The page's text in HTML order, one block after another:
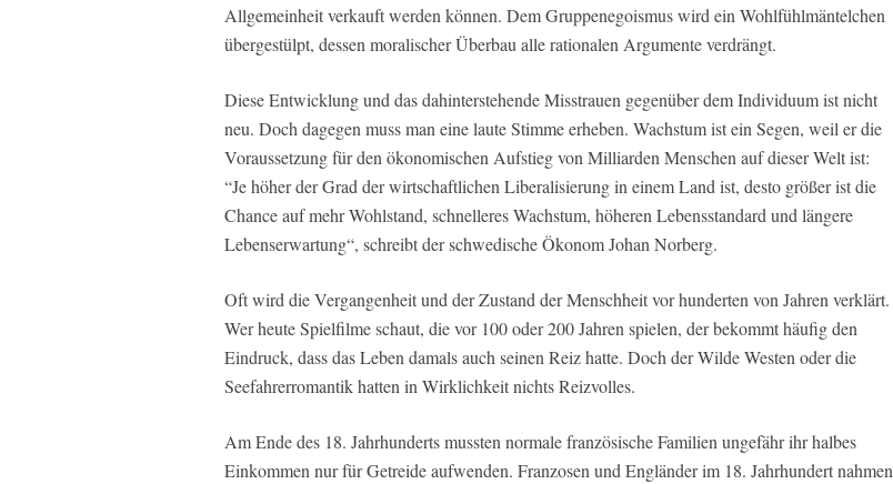
Allgemeinheit verkauft werden können. Dem Gruppenegoismus wird ein Wohlfühlmäntelchen
übergestülpt, dessen moralischer Überbau alle rationalen Argumente verdrängt.
Diese Entwicklung und das dahinterstehende Misstrauen gegenüber dem Individuum ist nicht
neu. Doch dagegen muss man eine laute Stimme erheben. Wachstum ist ein Segen, weil er die
Voraussetzung für den ökonomischen Aufstieg von Milliarden Menschen auf dieser Welt ist:
“Je höher der Grad der wirtschaftlichen Liberalisierung in einem Land ist, desto größer ist die
Chance auf mehr Wohlstand, schnelleres Wachstum, höheren Lebensstandard und längere
Lebenserwartung“, schreibt der schwedische Ökonom Johan Norberg.
Oft wird die Vergangenheit und der Zustand der Menschheit vor hunderten von Jahren verklärt.
Wer heute Spielfilme schaut, die vor 100 oder 200 Jahren spielen, der bekommt häufig den
Eindruck, dass das Leben damals auch seinen Reiz hatte. Doch der Wilde Westen oder die
Seefahrerromantik hatten in Wirklichkeit nichts Reizvolles.
Am Ende des 18. Jahrhunderts mussten normale französische Familien ungefähr ihr halbes
Einkommen nur für Getreide aufwenden. Franzosen und Engländer im 18. Jahrhundert nahmen